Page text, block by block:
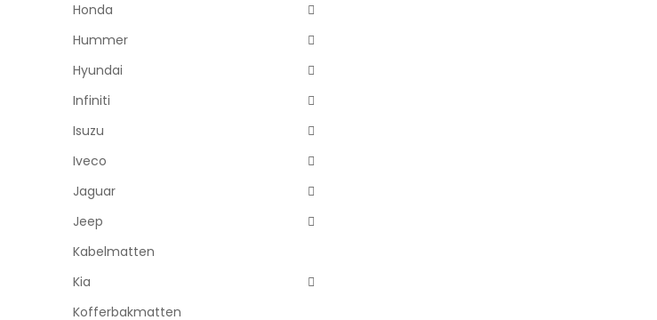
Honda
Hummer
Hyundai
Infiniti
Isuzu
Iveco
Jaguar
Jeep
Kabelmatten
Kia
Kofferbakmatten